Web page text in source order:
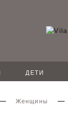
ДЕТИ
Женщины